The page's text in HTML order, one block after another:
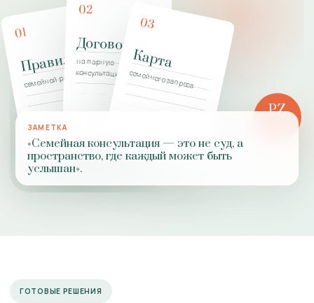
01
Правила
семейной работы
02
Договор
на парную
консультацию
03
Карта
семейного запроса
PZ
ЗАМЕТКА
«Семейная консультация — это не суд, а
пространство, где каждый может быть
услышан».
ГОТОВЫЕ РЕШЕНИЯ